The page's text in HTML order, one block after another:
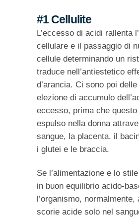
#1 Cellulite
L’eccesso di acidi rallenta
cellulare e il passaggio di
cellule determinando un
traduce nell’antiestetico
d’arancia. Ci sono poi
elezione di accumulo
eccesso, prima che questo
espulso nella donna
sangue, la placenta, il
i glutei e le braccia.
Se l’alimentazione e lo
in buon equilibrio acido-
l’organismo, normalmente,
scorie acide solo nel